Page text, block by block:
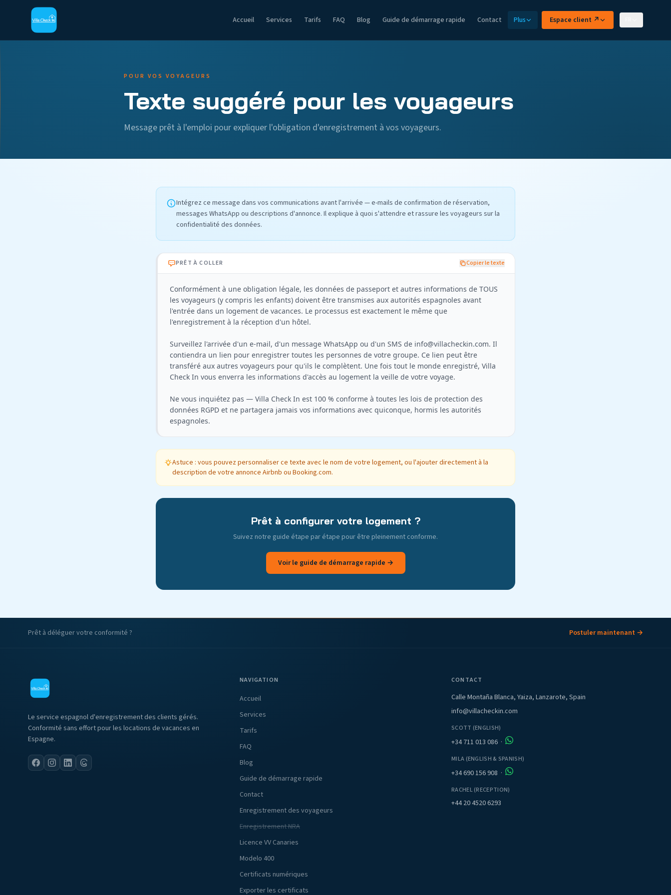
Accueil Services Tarifs FAQ Blog Guide de démarrage rapide Contact Plus Espace client ↗
POUR VOS VOYAGEURS
Texte suggéré pour les voyageurs
Message prêt à l'emploi pour expliquer l'obligation d'enregistrement à vos voyageurs.
Intégrez ce message dans vos communications avant l'arrivée — e-mails de confirmation de réservation,
messages WhatsApp ou descriptions d'annonce. Il explique à quoi s'attendre et rassure les voyageurs sur la
confidentialité des données.
PRÊT À COLLER Copier le texte
Conformément à une obligation légale, les données de passeport et autres informations de TOUS
les voyageurs (y compris les enfants) doivent être transmises aux autorités espagnoles avant
l'entrée dans un logement de vacances. Le processus est exactement le même que
l'enregistrement à la réception d'un hôtel.
Surveillez l'arrivée d'un e-mail, d'un message WhatsApp ou d'un SMS de info@villacheckin.com. Il
contiendra un lien pour enregistrer toutes les personnes de votre groupe. Ce lien peut être
transféré aux autres voyageurs pour qu'ils le complètent. Une fois tout le monde enregistré, Villa
Check In vous enverra les informations d'accès au logement la veille de votre voyage.
Ne vous inquiétez pas — Villa Check In est 100 % conforme à toutes les lois de protection des
données RGPD et ne partagera jamais vos informations avec quiconque, hormis les autorités
Astuce : vous pouvez personnaliser ce texte avec le nom de votre logement, ou l'ajouter directement à la
description de votre annonce Airbnb ou Booking.com.
Prêt à configurer votre logement ?
Suivez notre guide étape par étape pour être pleinement conforme.
Voir le guide de démarrage rapide →
Prêt à déléguer votre conformité ? Postuler maintenant →
Le service espagnol d'enregistrement des clients gérés.
Conformité sans effort pour les locations de vacances en
Espagne.
NAVIGATION
Accueil
Services
Tarifs
FAQ
Blog
Guide de démarrage rapide
Contact
Enregistrement des voyageurs
Enregistrement NRA
Licence VV Canaries
Modelo 400
Certificats numériques
Exporter les certificats
CONTACT
Calle Montaña Blanca, Yaiza, Lanzarote, Spain
info@villacheckin.com
SCOTT (ENGLISH)
+34 711 013 086 ·
MILA (ENGLISH & SPANISH)
+34 690 156 908 ·
RACHEL (RECEPTION)
+44 20 4520 6293